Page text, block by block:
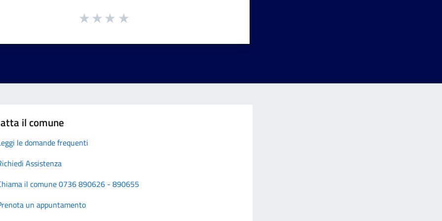
il comune
le domande frequenti
Assistenza
il comune 0736 890626 - 890655
un appuntamento